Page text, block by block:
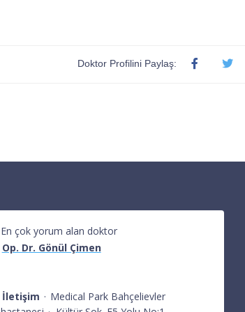
Doktor Profilini Paylaş:
En çok yorum alan doktor
Op. Dr. Gönül Çimen
İletişim · Medical Park Bahçelievler